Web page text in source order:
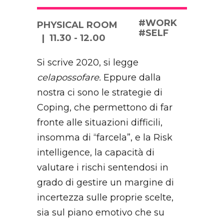
PHYSICAL ROOM
11.30 - 12.00
#WORK
#SELF
Si scrive 2020, si legge
celapossofare. Eppure dalla
nostra ci sono le strategie di
Coping, che permettono di far
fronte alle situazioni difficili,
insomma di “farcela”, e la Risk
intelligence, la capacità di
valutare i rischi sentendosi in
grado di gestire un margine di
incertezza sulle proprie scelte,
sia sul piano emotivo che su